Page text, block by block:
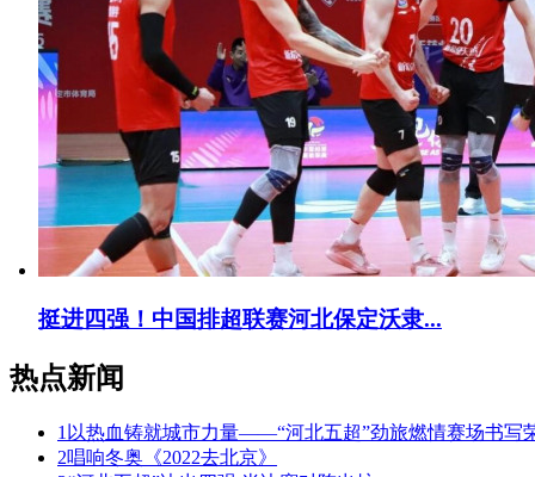
挺进四强！中国排超联赛河北保定沃隶...
热点新闻
1 以热血铸就城市力量——“河北五超”劲旅燃情赛场书写
2唱响冬奥《2022去北京》